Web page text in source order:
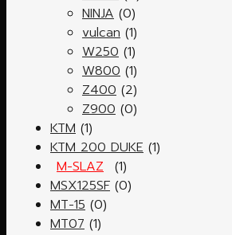
NINJA (0)
vulcan (1)
W250 (1)
W800 (1)
Z400 (2)
Z900 (0)
KTM (1)
KTM 200 DUKE (1)
M-SLAZ (1)
MSX125SF (0)
MT-15 (0)
MT07 (1)